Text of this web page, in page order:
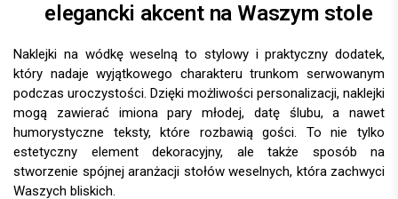
elegancki akcent na Waszym stole
Naklejki na wódkę weselną to stylowy i praktyczny dodatek,
który nadaje wyjątkowego charakteru trunkom serwowanym
podczas uroczystości. Dzięki możliwości personalizacji, naklejki
mogą zawierać imiona pary młodej, datę ślubu, a nawet
humorystyczne teksty, które rozbawią gości. To nie tylko
estetyczny element dekoracyjny, ale także sposób na
stworzenie spójnej aranżacji stołów weselnych, która zachwyci
Waszych bliskich.